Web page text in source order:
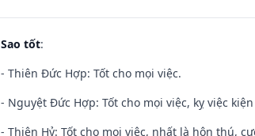
Sao tốt:
- Thiên Đức Hợp: Tốt cho mọi việc.
- Nguyệt Đức Hợp: Tốt cho mọi việc, kỵ việc
- Thiên Hỷ: Tốt cho mọi việc, nhất là hôn thú,